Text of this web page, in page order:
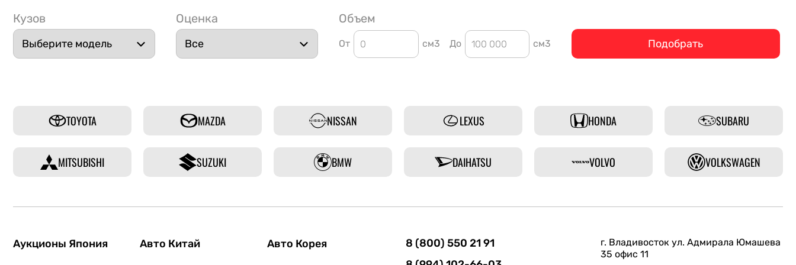
Кузов Оценка Объем
От см3 До см3 Подобрать
TOYOTA MAZDA NISSAN LEXUS HONDA SUBARU
MITSUBISHI SUZUKI BMW DAIHATSU VOLVO VOLKSWAGEN
Аукционы Япония Авто Китай Авто Корея
8 (800) 550 21 91
г. Владивосток ул. Адмирала Юмашева
35 офис 11